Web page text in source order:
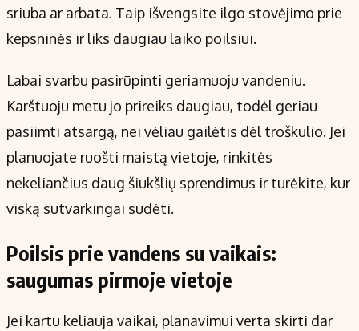
sriuba ar arbata. Taip išvengsite ilgo stovėjimo prie
kepsninės ir liks daugiau laiko poilsiui.
Labai svarbu pasirūpinti geriamuoju vandeniu.
Karštuoju metu jo prireiks daugiau, todėl geriau
pasiimti atsargą, nei vėliau gailėtis dėl troškulio. Jei
planuojate ruošti maistą vietoje, rinkitės
nekeliančius daug šiukšlių sprendimus ir turėkite, kur
viską sutvarkingai sudėti.
Poilsis prie vandens su vaikais:
saugumas pirmoje vietoje
Jei kartu keliauja vaikai, planavimui verta skirti dar